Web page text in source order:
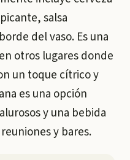
salsa
del vaso. Es una
otros lugares donde
un toque cítrico y
es una opción
y una bebida
y bares.